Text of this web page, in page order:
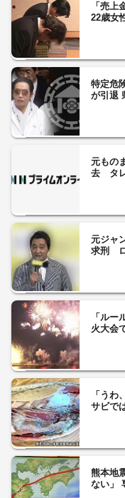
「売
22歳女
特定危
が引退
元もの
去 タレ
元ジャ
求刑
「ルー
火大会
「う
サビで
熊本地
ない」